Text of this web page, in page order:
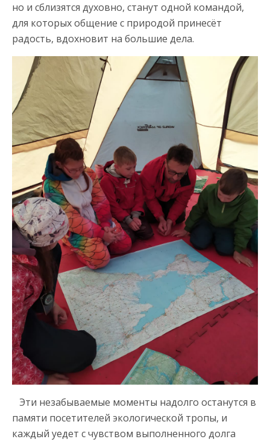
но и сблизятся духовно, станут одной командой,
для которых общение с природой принесёт
радость, вдохновит на большие дела.
Эти незабываемые моменты надолго останутся в
памяти посетителей экологической тропы, и
каждый уедет с чувством выполненного долга